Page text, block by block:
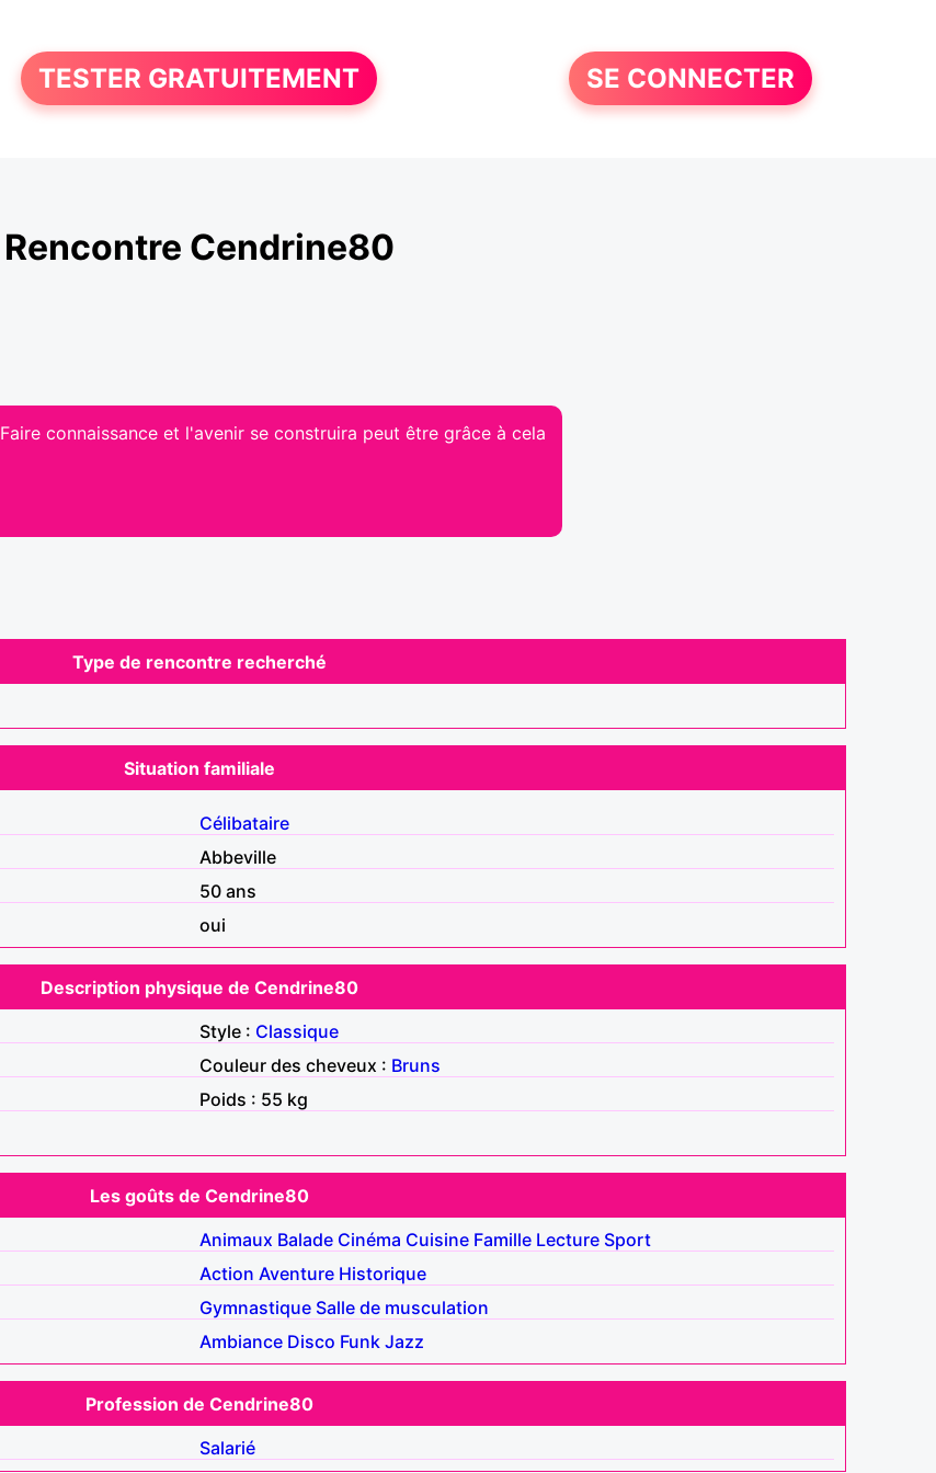
TESTER GRATUITEMENT SE CONNECTER
Rencontre Cendrine80
Faire connaissance et l'avenir se construira peut être grâce à cela
Type de rencontre recherché
Situation familiale
Célibataire
Abbeville
50 ans
oui
Description physique de Cendrine80
Style : Classique
Couleur des cheveux : Bruns
Poids : 55 kg
Les goûts de Cendrine80
Animaux Balade Cinéma Cuisine Famille Lecture Sport
Action Aventure Historique
Gymnastique Salle de musculation
Ambiance Disco Funk Jazz
Profession de Cendrine80
Salarié